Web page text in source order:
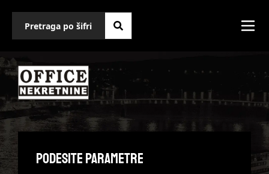
Podesite Parametre